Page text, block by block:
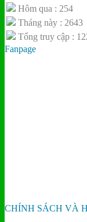
Hôm qua : 254
Tháng này : 2643
Tổng truy cập :
Fanpage
CHÍNH SÁCH VÀ